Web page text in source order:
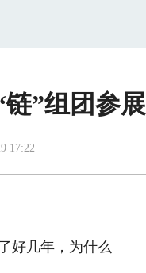
”组团参展
17:22
好几年，为什么